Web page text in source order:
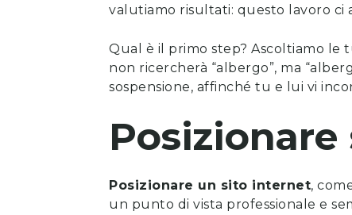
valutiamo risultati: questo lavoro ci
Qual è il primo step? Ascoltiamo
non ricercherà “albergo”, ma
sospensione, affinché tu e lui vi
Posizionare un sito internet,
un punto di vista professionale e